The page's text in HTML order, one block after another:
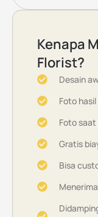
Kenapa
Florist?
Desain
Foto
Foto saat
Gratis
Bisa